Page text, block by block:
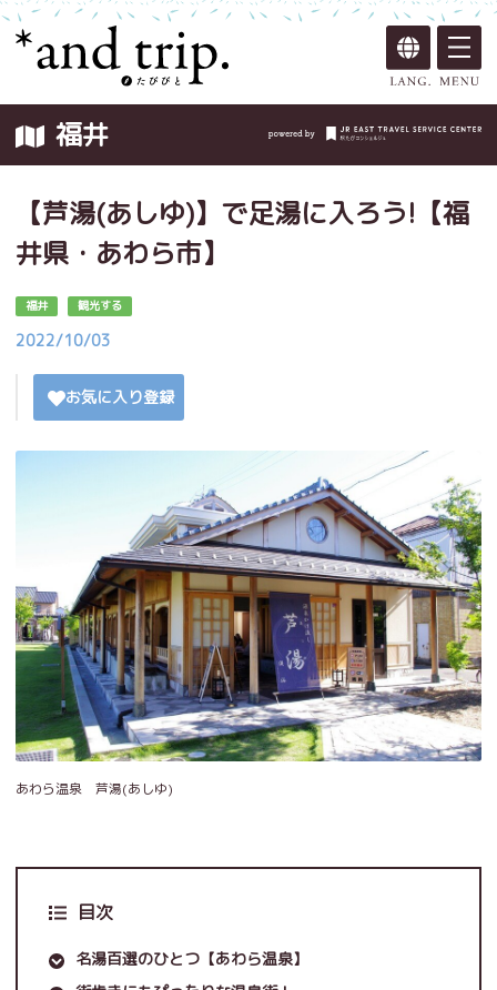
福井
【芦湯(あしゆ)】で足湯に入ろう!【福
井県・あわら市】
福井 観光する
2022/10/03
お気に入り登録
あわら温泉 芦湯(あしゆ)
目次
名湯百選のひとつ【あわら温泉】